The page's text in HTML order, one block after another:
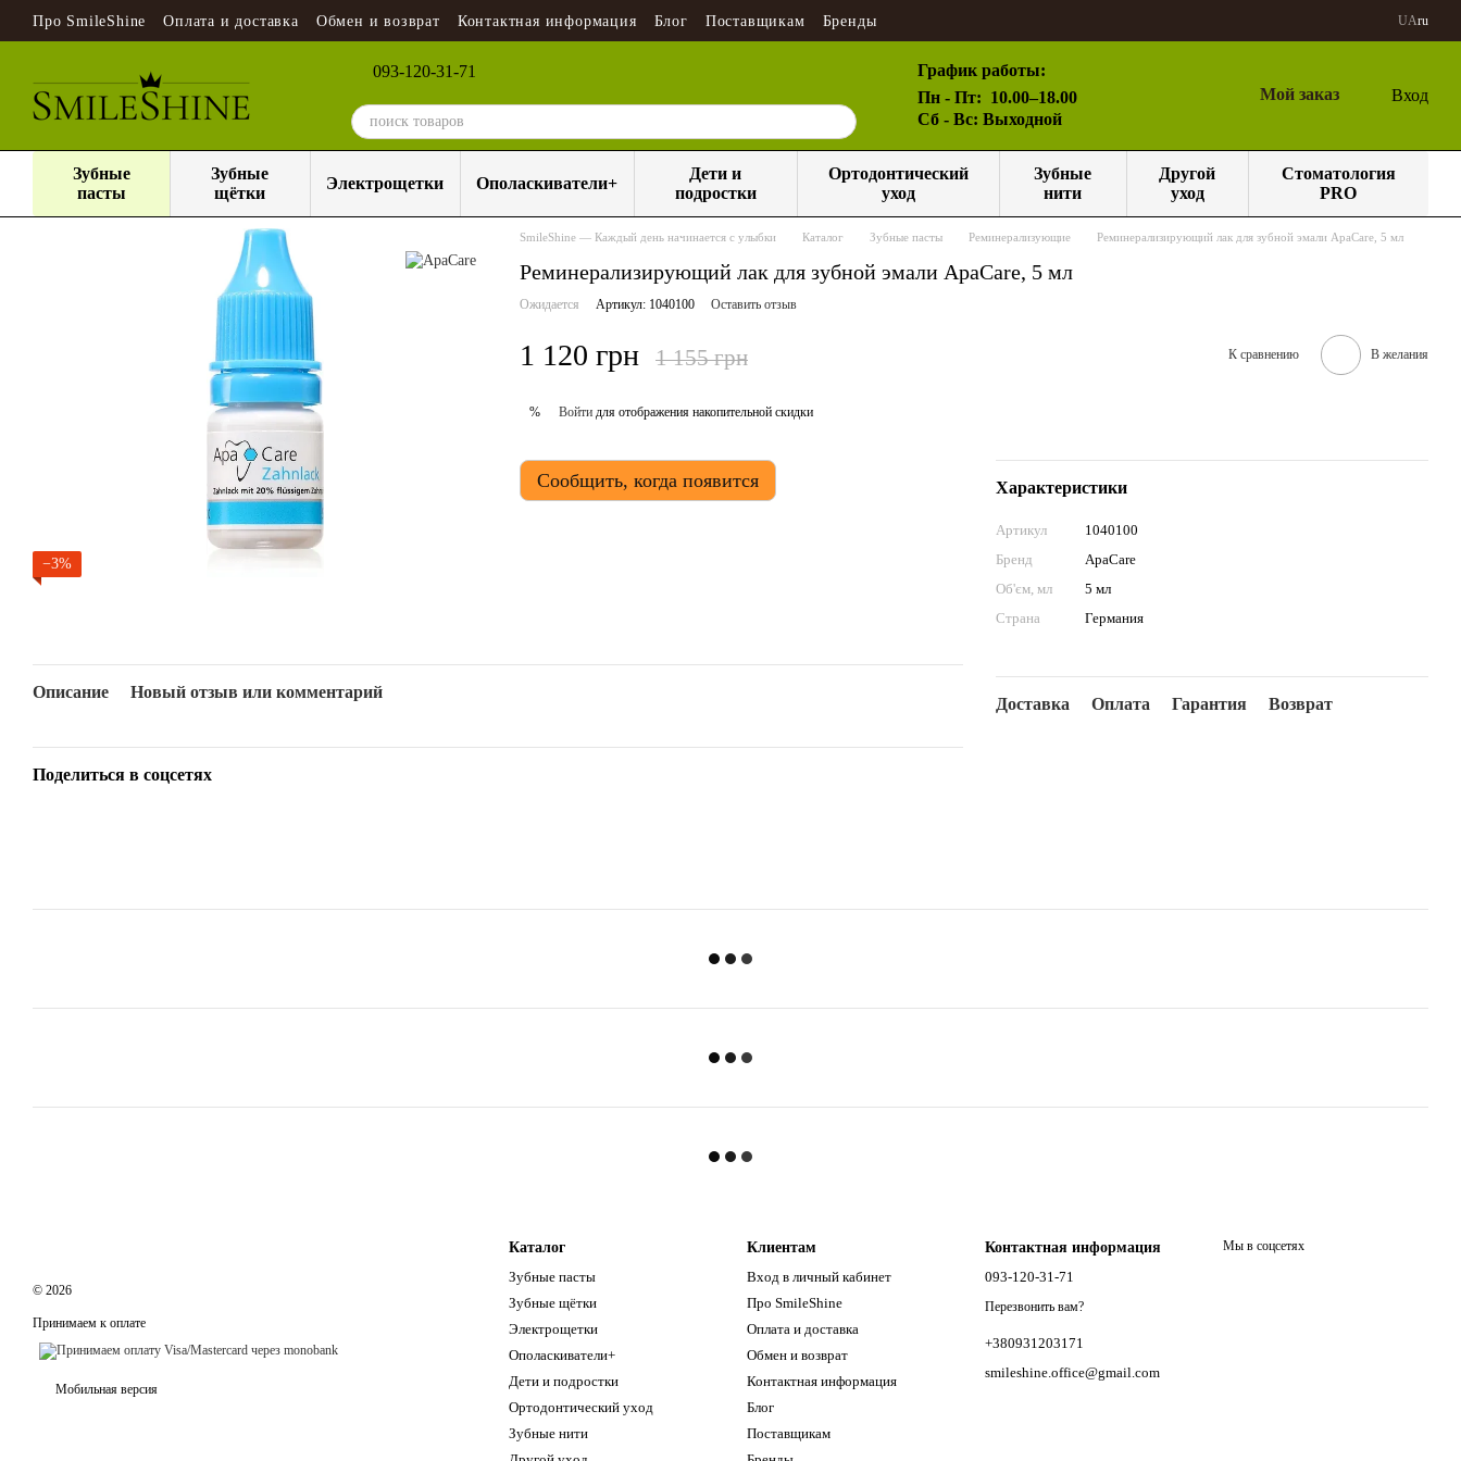
Перейти к основному контенту
Про SmileShine Оплата и доставка Обмен и возврат Контактная информация Блог Поставщикам Бренды UAru
093-120-31-71
График работы:
Пн - Пт: 10.00–18.00
Сб - Вс: Выходной
Мой заказ Вход
Зубные
пасты
Зубные
щётки
Электрощетки Ополаскиватели+
Дети и
подростки
Ортодонтический
уход
Зубные
нити
Другой
уход
Стоматология
PRO
−3%
SmileShine — Каждый день начинается с улыбки Каталог Зубные пасты Реминерализующие Реминерализирующий лак для зубной эмали ApaCare, 5 мл
Реминерализирующий лак для зубной эмали ApaCare, 5 мл
Ожидается Артикул: 1040100 Оставить отзыв
1 120 грн 1 155 грн К сравнению В желания
% Войти для отображения накопительной скидки
Сообщить, когда появится Характеристики
Артикул
1040100
Бренд
ApaCare
Об'єм, мл
5 мл
Страна
Германия
Доставка Оплата Гарантия Возврат
Описание Новый отзыв или комментарий
Поделиться в соцсетях
© 2026
Принимаем к оплате
Мобильная версия
Каталог
Зубные пасты
Зубные щётки
Электрощетки
Ополаскиватели+
Дети и подростки
Ортодонтический уход
Зубные нити
Клиентам
Вход в личный кабинет
Про SmileShine
Оплата и доставка
Обмен и возврат
Контактная информация
Блог
Поставщикам
Контактная информация
093-120-31-71
Перезвонить вам?
+380931203171
smileshine.office@gmail.com
Мы в соцсетях